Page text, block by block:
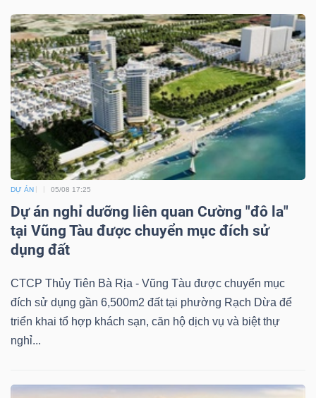
DỰ ÁN 05/08 17:25
Dự án nghỉ dưỡng liên quan Cường "đô la"
tại Vũng Tàu được chuyển mục đích sử
dụng đất
CTCP Thủy Tiên Bà Rịa - Vũng Tàu được chuyển mục
đích sử dụng gần 6,500m2 đất tại phường Rạch Dừa để
triển khai tổ hợp khách sạn, căn hộ dịch vụ và biệt thự
nghỉ...